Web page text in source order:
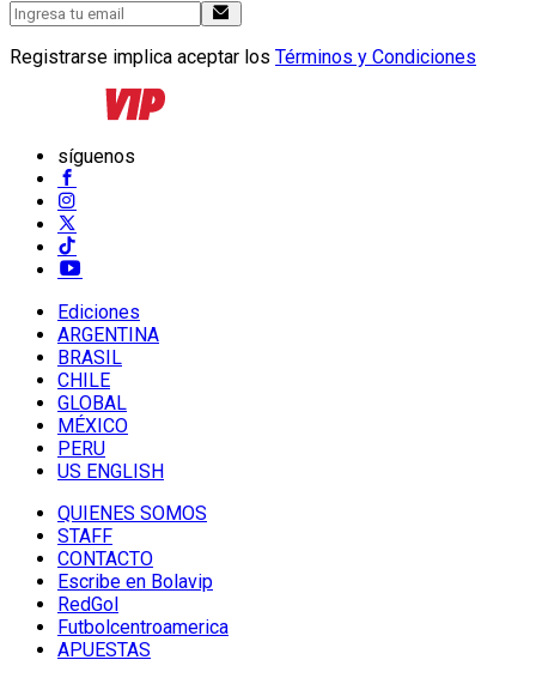
Registrarse implica aceptar los Términos y Condiciones
síguenos
Ediciones
ARGENTINA
BRASIL
CHILE
GLOBAL
MÉXICO
PERU
US ENGLISH
QUIENES SOMOS
STAFF
CONTACTO
Escribe en Bolavip
RedGol
Futbolcentroamerica
APUESTAS